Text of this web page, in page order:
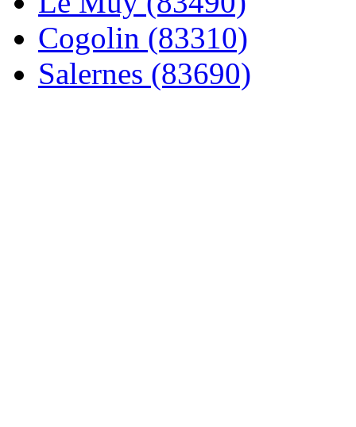
Cogolin (83310)
Salernes (83690)